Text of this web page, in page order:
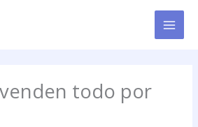
todo por